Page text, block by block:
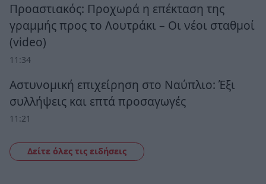
Προαστιακός: Προχωρά η επέκταση της
γραμμής προς το Λουτράκι – Οι νέοι σταθμοί
(video)
11:34
Αστυνομική επιχείρηση στο Ναύπλιο: Έξι
συλλήψεις και επτά προσαγωγές
11:21
Δείτε όλες τις ειδήσεις